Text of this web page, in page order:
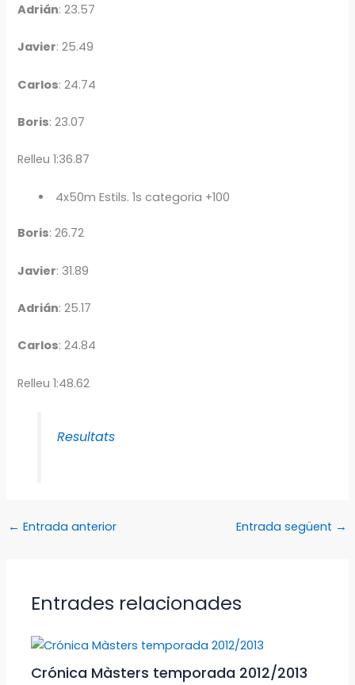
Adrián: 23.57
Javier: 25.49
Carlos: 24.74
Boris: 23.07
Relleu 1:36.87
4x50m Estils. 1s categoria +100
Boris: 26.72
Javier: 31.89
Adrián: 25.17
Carlos: 24.84
Relleu 1:48.62
Resultats
← Entrada anterior Entrada següent →
Entrades relacionades
Crónica Màsters temporada 2012/2013